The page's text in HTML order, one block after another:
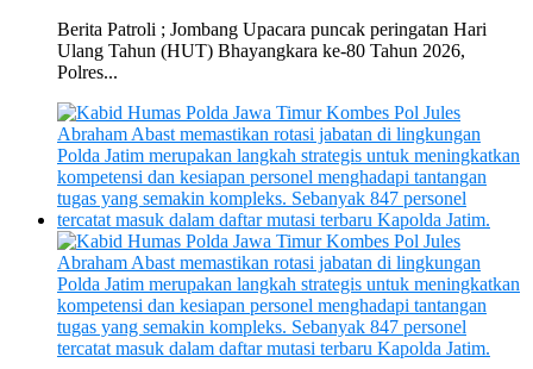
Berita Patroli ; Jombang Upacara puncak peringatan Hari
Ulang Tahun (HUT) Bhayangkara ke-80 Tahun 2026,
Polres...